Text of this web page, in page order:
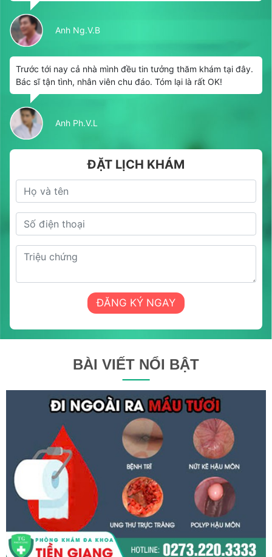
Anh Ng.V.B
Trước tới nay cả nhà mình đều tin tưởng thăm khám tại đây.
Bác sĩ tận tình, nhân viên chu đáo. Tóm lại là rất OK!
Anh Ph.V.L
ĐẶT LỊCH KHÁM
ĐĂNG KÝ NGAY
BÀI VIẾT NỔI BẬT